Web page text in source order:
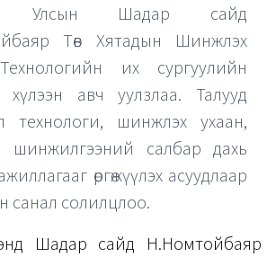
Улсын Шадар сайд
Төв Хятадын Шинжлэх
их сургуулийн
хүлээн авч уулзлаа. Талууд
технологи, шинжлэх ухаан,
шинжилгээний салбар дахь
өргөжүүлэх асуудлаар
санал солилцлоо.
Шадар сайд Н.Номтойбаяр